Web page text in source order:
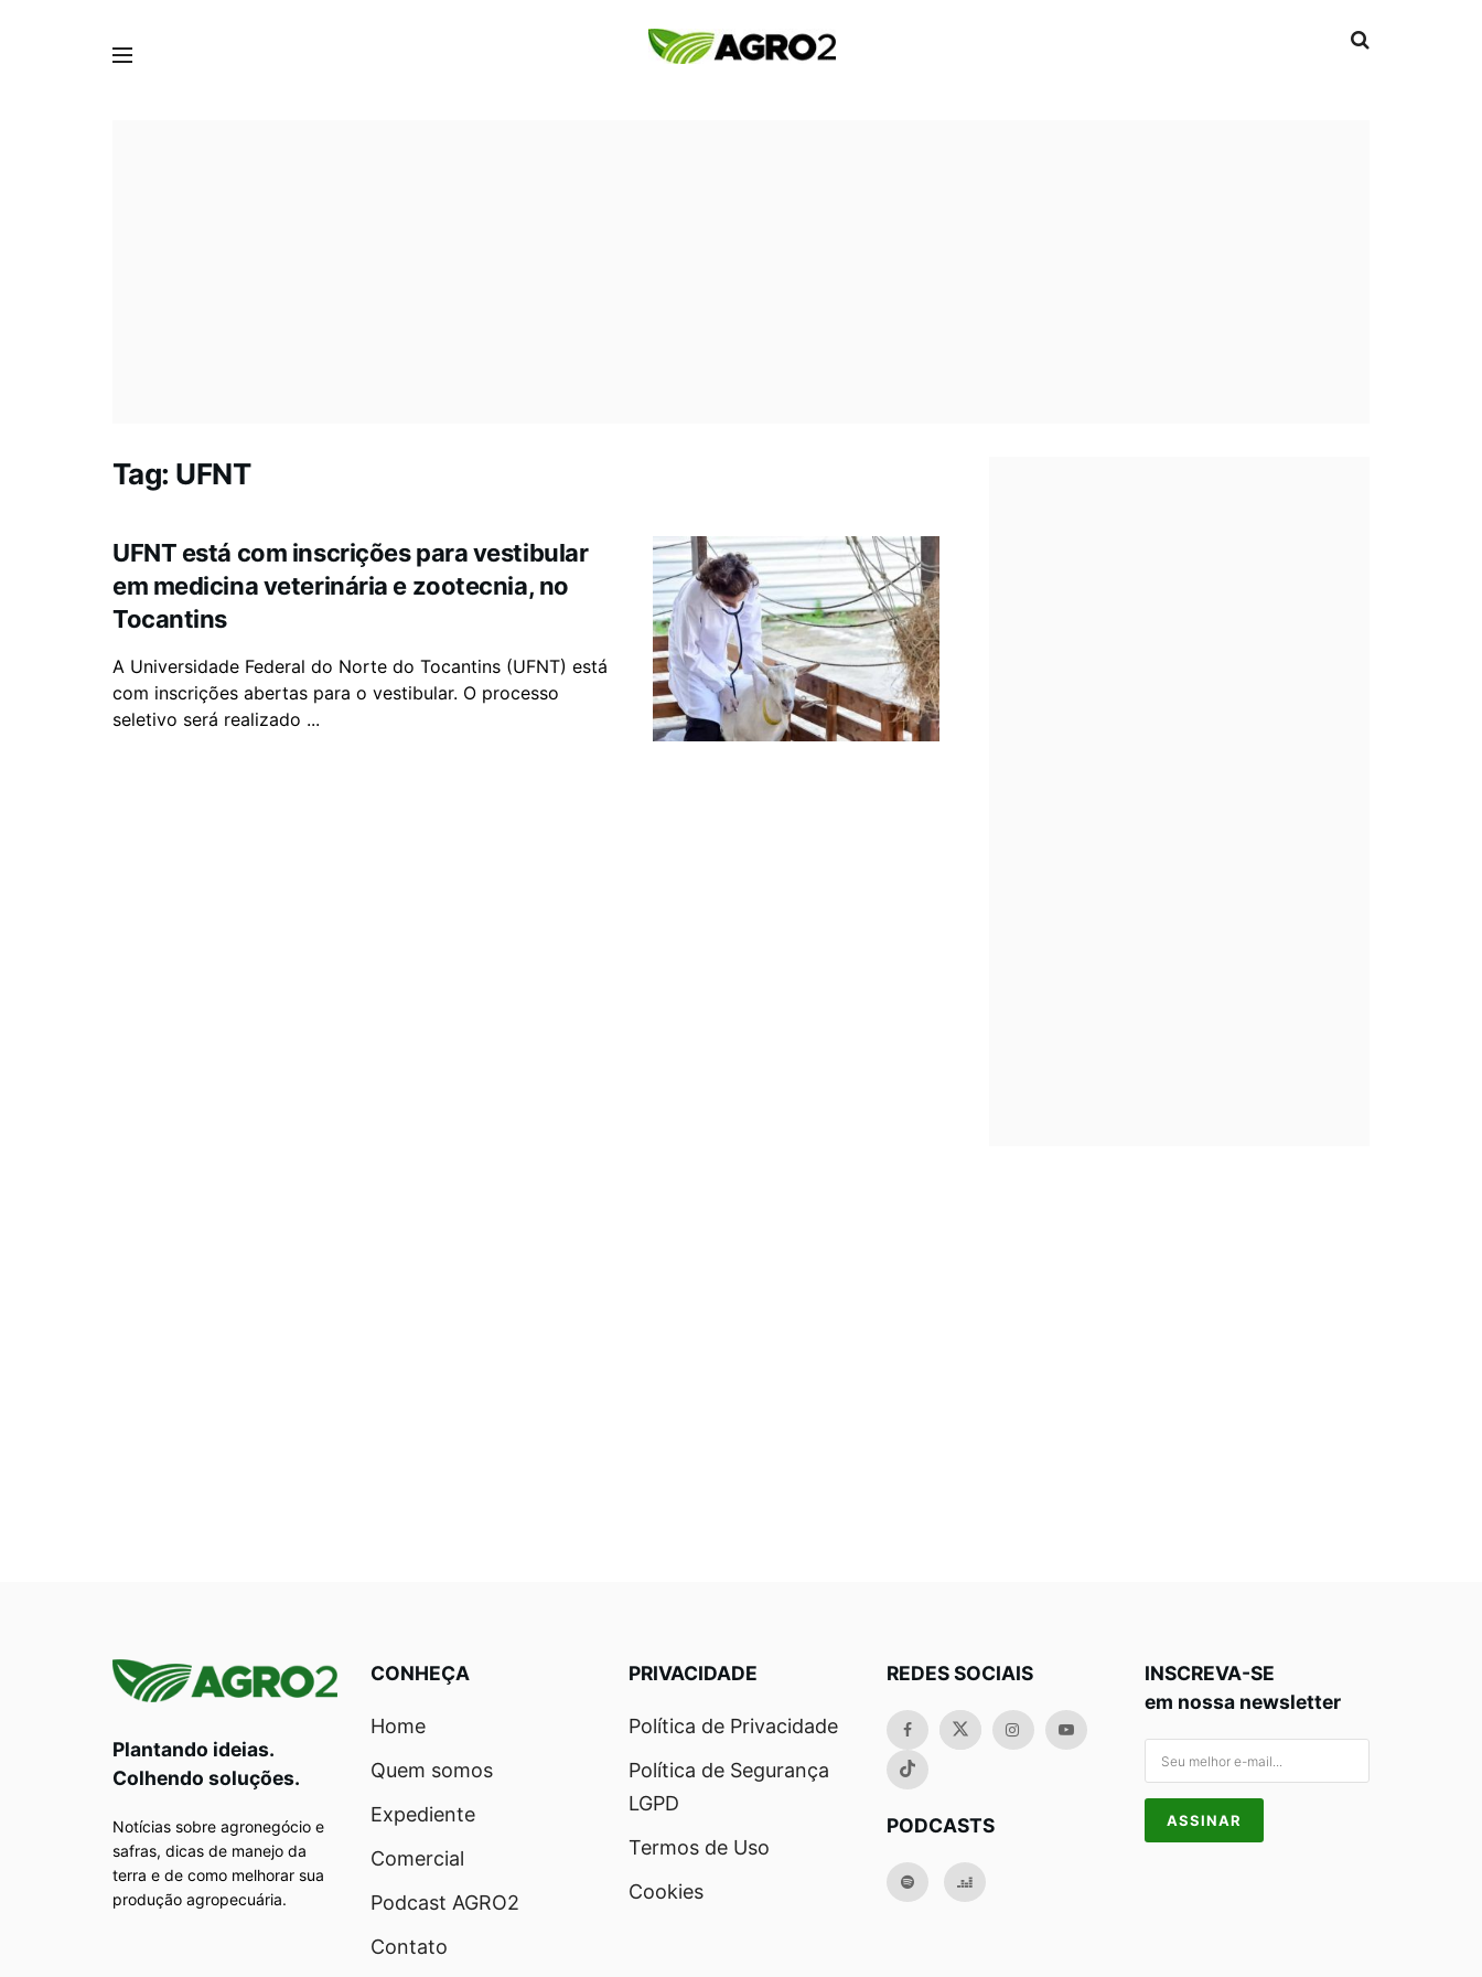
Tag: UFNT
UFNT está com inscrições para vestibular
em medicina veterinária e zootecnia, no
Tocantins
A Universidade Federal do Norte do Tocantins (UFNT) está
com inscrições abertas para o vestibular. O processo
seletivo será realizado ...
Plantando ideias.
Colhendo soluções.
Notícias sobre agronegócio e
safras, dicas de manejo da
terra e de como melhorar sua
produção agropecuária.
CONHEÇA
Home
Quem somos
Expediente
Comercial
Podcast AGRO2
Contato
PRIVACIDADE
Política de Privacidade
Política de Segurança
LGPD
Termos de Uso
Cookies
REDES SOCIAIS
PODCASTS
INSCREVA-SE
em nossa newsletter